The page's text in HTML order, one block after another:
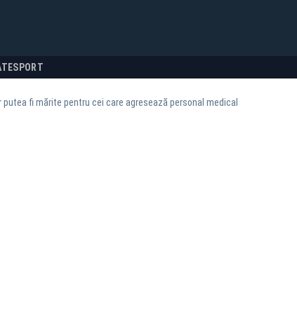
SPORT
putea fi mărite pentru cei care agresează personal medical